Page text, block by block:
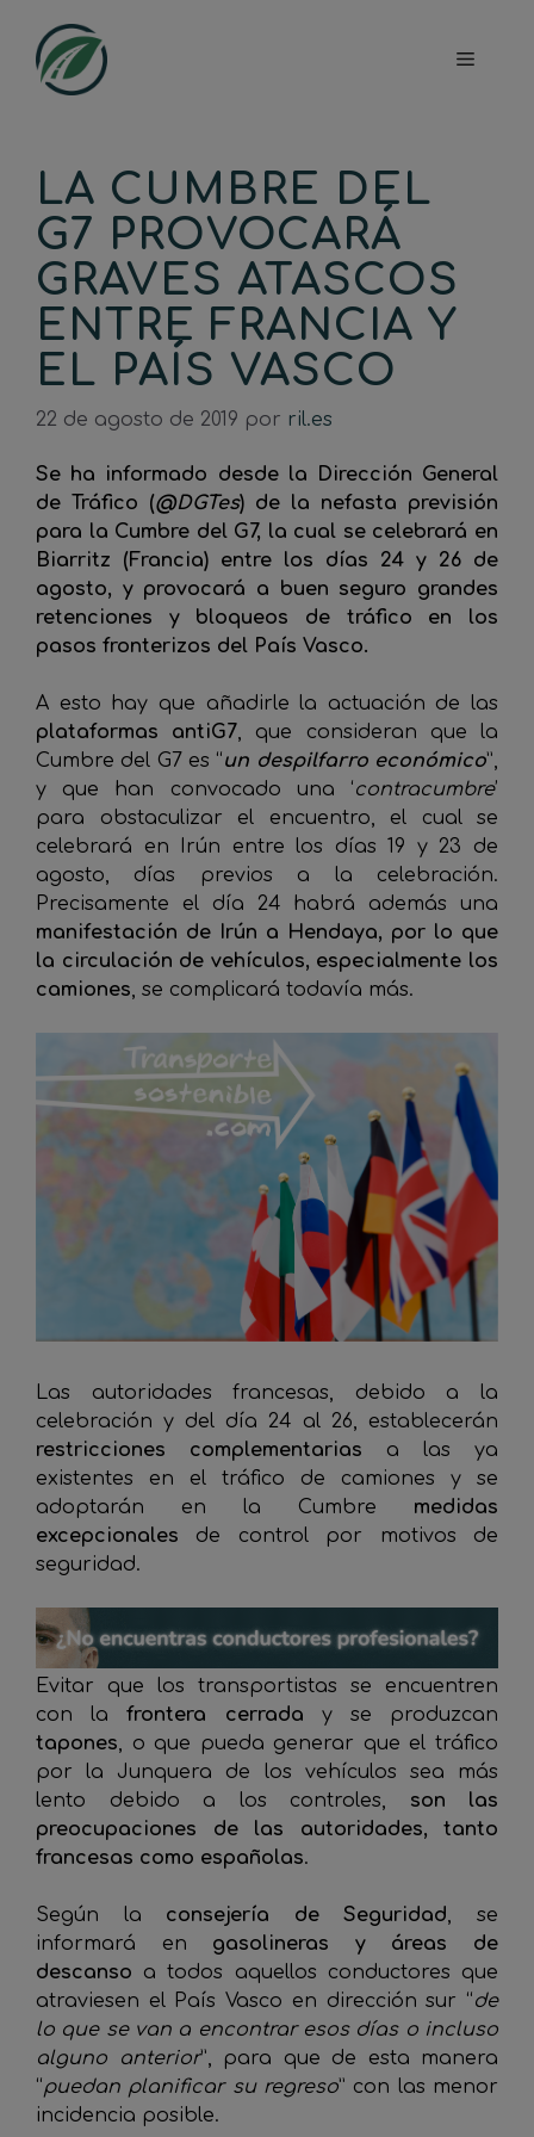
contenido
Menú
LA CUMBRE DEL
G7 PROVOCARÁ
GRAVES ATASCOS
ENTRE FRANCIA Y
EL PAÍS VASCO
22 de agosto de 2019 por ril.es
Se ha informado desde la Dirección General
de Tráfico (@DGTes) de la nefasta previsión
para la Cumbre del G7, la cual se celebrará en
Biarritz (Francia) entre los días 24 y 26 de
agosto, y provocará a buen seguro grandes
retenciones y bloqueos de tráfico en los
pasos fronterizos del País Vasco.
A esto hay que añadirle la actuación de las
plataformas antiG7, que consideran que la
Cumbre del G7 es “un despilfarro económico”,
y que han convocado una ‘contracumbre’
para obstaculizar el encuentro, el cual se
celebrará en Irún entre los días 19 y 23 de
agosto, días previos a la celebración.
Precisamente el día 24 habrá además una
manifestación de Irún a Hendaya, por lo que
la circulación de vehículos, especialmente los
camiones, se complicará todavía más.
Las autoridades francesas, debido a la
celebración y del día 24 al 26, establecerán
restricciones complementarias a las ya
existentes en el tráfico de camiones y se
adoptarán en la Cumbre medidas
excepcionales de control por motivos de
seguridad.
Evitar que los transportistas se encuentren
con lafrontera cerrada y se produzcan
tapones, o que pueda generar que el tráfico
por la Junquera de los vehículos sea más
lento debido a los controles, son las
preocupaciones de las autoridades, tanto
francesas como españolas.
Según la consejería de Seguridad, se
informará en gasolineras y áreas de
descanso a todos aquellos conductores que
atraviesen el País Vasco en dirección sur “de
lo que se van a encontrar esos días o incluso
alguno anterior”, para que de esta manera
“puedan planificar su regreso” con las menor
incidencia posible.